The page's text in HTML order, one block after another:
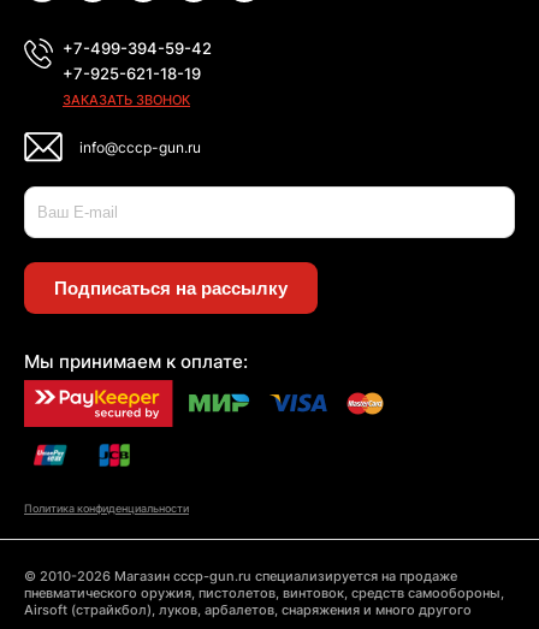
+7-499-394-59-42
+7-925-621-18-19
ЗАКАЗАТЬ ЗВОНОК
info@cccp-gun.ru
Подписаться на рассылку
Мы принимаем к оплате:
Политика конфиденциальности
© 2010-2026 Магазин cccp-gun.ru специализируется на продаже
пневматического оружия, пистолетов, винтовок, средств самообороны,
Airsoft (страйкбол), луков, арбалетов, снаряжения и много другого